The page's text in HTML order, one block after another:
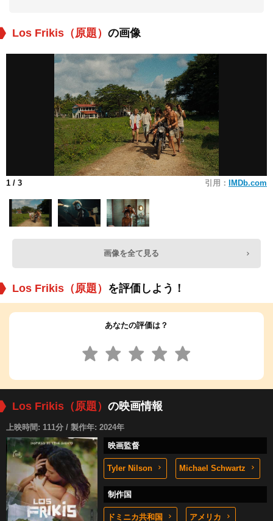
Los Frikis（原題） の画像
1 / 3 引用： IMDb.com
画像を全て見る
Los Frikis（原題） を評価しよう！
あなたの評価は？
Los Frikis（原題） の映画情報
上映時間: 111分 / 製作年: 2024年
映画監督
Tyler Nilson Michael Schwartz
制作国
ドミニカ共和国 アメリカ